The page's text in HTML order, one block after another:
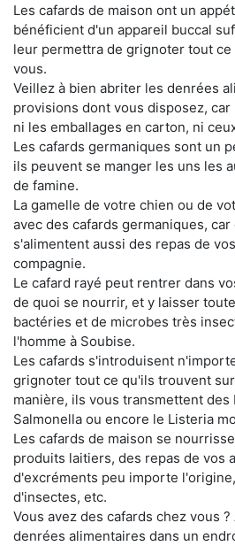
Les cafards de maison ont un
bénéficient d'un appareil buccal
leur permettra de grignoter tout
vous.
Veillez à bien abriter les denrées
provisions dont vous disposez, car
ni les emballages en carton, ni
Les cafards germaniques sont un
ils peuvent se manger les uns les
de famine.
La gamelle de votre chien ou de
avec des cafards germaniques,
s'alimentent aussi des repas de
compagnie.
Le cafard rayé peut rentrer dans
de quoi se nourrir, et y laisser
bactéries et de microbes très
l'homme à Soubise.
Les cafards s'introduisent
grignoter tout ce qu'ils trouvent
manière, ils vous transmettent
Salmonella ou encore le Listeria
Les cafards de maison se
produits laitiers, des repas de vos
d'excréments peu importe
d'insectes, etc.
Vous avez des cafards chez vous
denrées alimentaires dans un